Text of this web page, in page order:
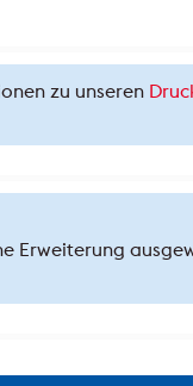
zu unseren
Erweiterung